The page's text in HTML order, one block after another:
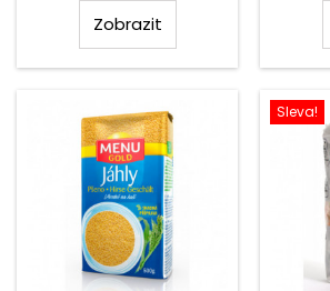
Zobrazit
Sleva!